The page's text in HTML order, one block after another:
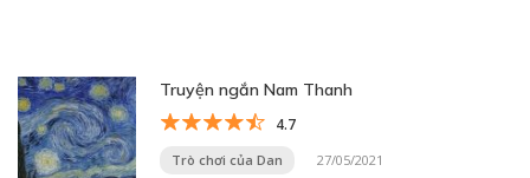
Truyện ngắn Nam Thanh
4.7
Trò chơi của Dan 27/05/2021